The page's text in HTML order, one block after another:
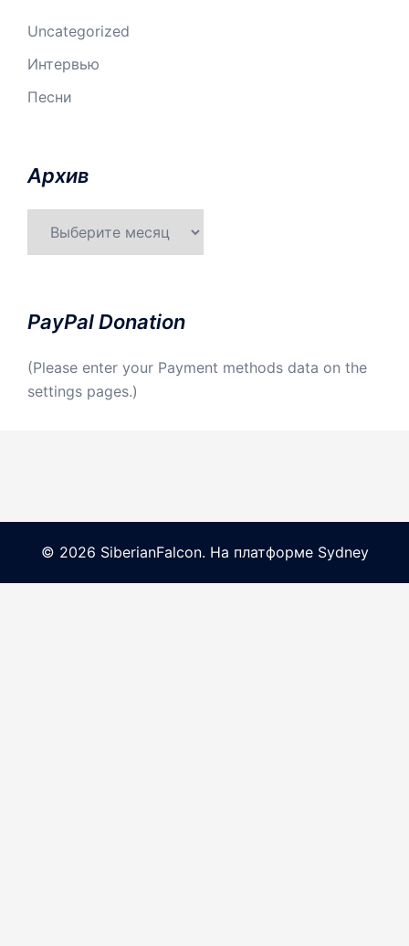
Uncategorized
Интервью
Песни
Aрхив
PayPal Donation
(Please enter your Payment methods data on the
settings pages.)
© 2026 SiberianFalcon. На платформе Sydney